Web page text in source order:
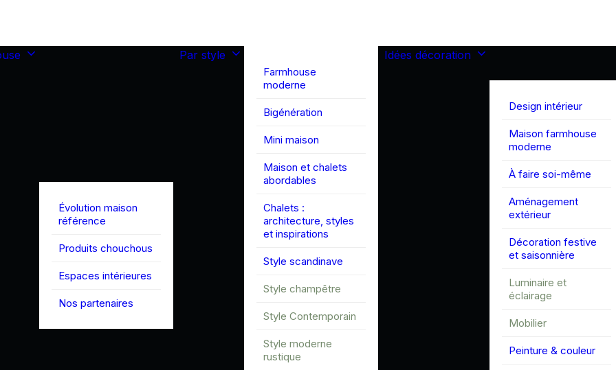
Évolution maison
référence
Produits chouchous
Espaces intérieures
Nos partenaires
Par style
Farmhouse
moderne
Bigénération
Mini maison
Maison et chalets
abordables
Chalets :
architecture, styles
et inspirations
Style scandinave
Style champêtre
Style Contemporain
Style moderne
rustique
Idées décoration
Design intérieur
Maison farmhouse
moderne
À faire soi-même
Aménagement
extérieur
Décoration festive
et saisonnière
Luminaire et
éclairage
Mobilier
Peinture & couleur